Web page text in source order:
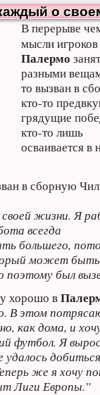
о
В перерыве
мысли игроков
Палермо
разными
то вызван в
кто-то
грядущие
кто-то лишь
осваивается в
в сборную
жизни. Я
всегда
большего,
может
поэтому был
хорошо в
В этом
как дома, и
футбол. Я
удалось
же я хочу
Лиги Европы.”